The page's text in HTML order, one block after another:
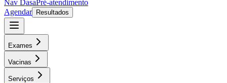
Nav DasaPré-atendimento
Agendar
Resultados
Exames
Vacinas
Serviços